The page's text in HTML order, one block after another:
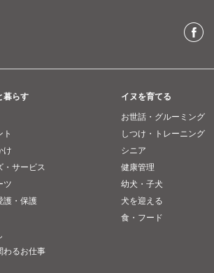
暮らす
ト
け
・サービス
ツ
護・保護
わるお仕事
イヌを育てる
お世話・グルーミング
しつけ・トレーニング
シニア
健康管理
幼犬・子犬
犬を迎える
食・フード